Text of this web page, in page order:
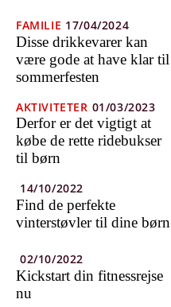
FAMILIE 17/04/2024
Disse drikkevarer kan
være gode at have klar til
sommerfesten
AKTIVITETER 01/03/2023
Derfor er det vigtigt at
købe de rette ridebukser
til børn
14/10/2022
Find de perfekte
vinterstøvler til dine børn
02/10/2022
Kickstart din fitnessrejse
nu